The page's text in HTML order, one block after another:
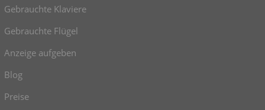
Gebrauchte Klaviere
Gebrauchte Flügel
Anzeige aufgeben
Blog
Preise